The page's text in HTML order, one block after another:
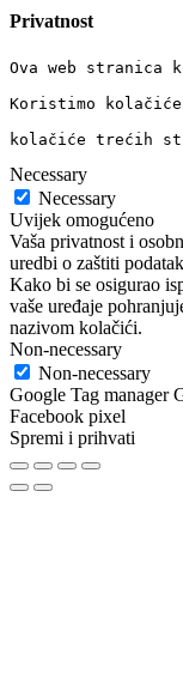
Privatnost
Ova web
Koristimo
kolačiće trećih
Necessary
Necessary
Uvijek omogućeno
Vaša privatnost i
uredbi o zaštiti
Kako bi se osigurao
vaše uređaje
nazivom kolačići.
Non-necessary
Non-necessary
Google Tag manager
Facebook pixel
Spremi i prihvati